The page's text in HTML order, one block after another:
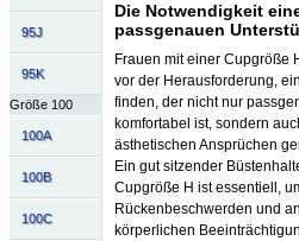
95J
95K
Größe 100
100A
100B
100C
Die Notwendigkeit
passgenauen
Frauen mit einer Cupgröße
vor der Herausforderung,
finden, der nicht nur
komfortabel ist, sondern
ästhetischen Ansprüchen
Ein gut sitzender
Cupgröße H ist essentiell,
Rückenbeschwerden und
körperlichen